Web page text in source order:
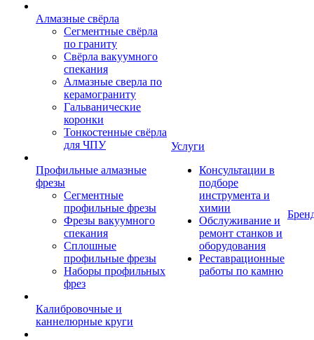
Алмазные свёрла
Сегментные свёрла
по граниту
Свёрла вакуумного
спекания
Алмазные сверла по
керамограниту
Гальванические
коронки
Тонкостенные свёрла
для ЧПУ
Профильные алмазные
фрезы
Сегментные
профильные фрезы
Фрезы вакуумного
спекания
Сплошные
профильные фрезы
Наборы профильных
фрез
Калибровочные и
каннелюрные круги
Услуги
Консультации в
подборе
инструмента и
химии
Обслуживание и
ремонт станков и
оборудования
Реставрационные
работы по камню